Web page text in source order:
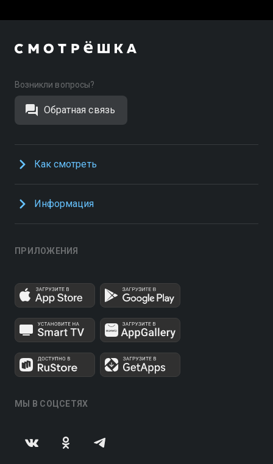
Возникли вопросы?
Обратная связь
Как смотреть
Информация
ПРИЛОЖЕНИЯ
МЫ В СОЦСЕТЯХ